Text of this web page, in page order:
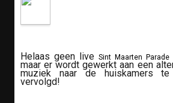
Helaas geen live Sint Maarten Parade
maar er wordt gewerkt aan een
muziek naar de huiskamers te
vervolgd!